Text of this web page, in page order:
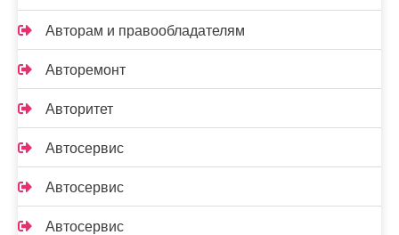
Авторам и правообладателям
Авторемонт
Авторитет
Автосервис
Автосервис
Автосервис